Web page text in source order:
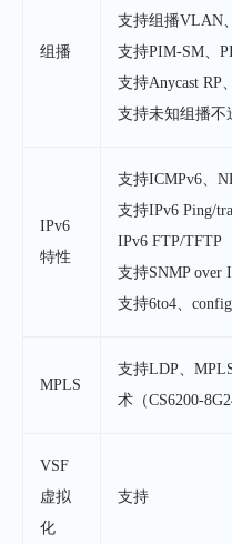
组播
支持组播VLAN
支持PIM-SM、
支持Anycast RP
支持未知组播不
IPv6
特性
支持ICMPv6、
支持IPv6 Ping/
IPv6 FTP/TFTP
支持SNMP over
支持6to4、
MPLS
支持LDP、
术（CS6200-
VSF
虚拟
化
支持